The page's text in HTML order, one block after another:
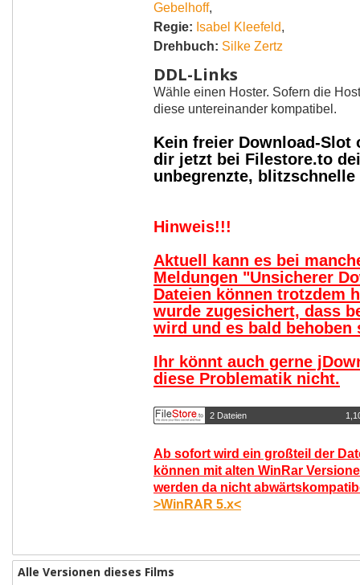
Gebelhoff,
Regie: Isabel Kleefeld,
Drehbuch: Silke Zertz
DDL-Links
Wähle einen Hoster. Sofern die
diese untereinander kompatibel.
Kein freier Download-Slot
dir jetzt bei Filestore.to
unbegrenzte,
Hinweis!!!
Aktuell kann es bei
Meldungen "Unsicherer
Dateien können trotzdem
wurde zugesichert, dass
wird und es bald behoben
Ihr könnt auch gerne
diese Problematik nicht.
2 Dateien
Ab sofort wird ein großteil der
können mit alten WinRar
werden da nicht
>WinRAR 5.x<
Alle Versionen dieses Films